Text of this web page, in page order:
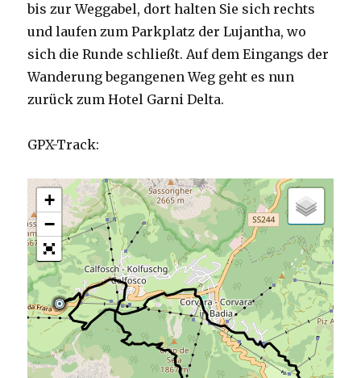
bis zur Weggabel, dort halten Sie sich rechts
und laufen zum Parkplatz der Lujantha, wo
sich die Runde schließt. Auf dem Eingangs der
Wanderung begangenen Weg geht es nun
zurück zum Hotel Garni Delta.
GPX-Track:
+
−